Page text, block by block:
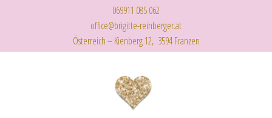
069911 085 062
office@brigitte-reinberger.at
Österreich – Kienberg 12, 3594 Franzen